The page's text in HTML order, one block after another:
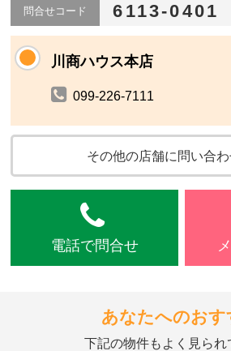
問合せコード 6113-0401
川商ハウス本店
099-226-7111
その他の店舗に問い合わ
電話で問合せ
あなたへのおす
下記の物件もよく見られ